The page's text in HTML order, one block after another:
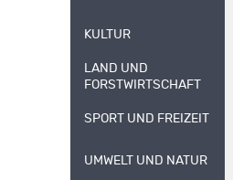
KULTUR
LAND UND
FORSTWIRTSCHAFT
SPORT UND FREIZEIT
UMWELT UND NATUR